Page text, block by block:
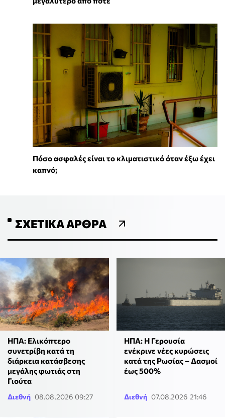
Πόσο ασφαλές είναι το κλιματιστικό όταν έξω έχει
καπνό;
ΣΧΕΤΙΚΆ ΆΡΘΡΑ
ΗΠΑ: Ελικόπτερο
συνετρίβη κατά τη
διάρκεια κατάσβεσης
μεγάλης φωτιάς στη
Γιούτα
Διεθνή 08.08.2026 09:27
ΗΠΑ: Η Γερουσία
ενέκρινε νέες κυρώσεις
κατά της Ρωσίας – Δασμοί
έως 500%
Διεθνή 07.08.2026 21:46